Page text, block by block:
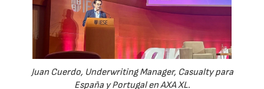
Juan Cuerdo, Underwriting Manager, Casualty para
España y Portugal en AXA XL.